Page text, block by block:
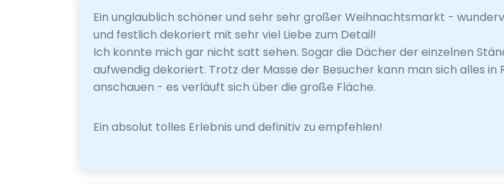
Ein unglaublich schöner und sehr sehr großer Weihnachtsmarkt -
und festlich dekoriert mit sehr viel Liebe zum Detail!
Ich konnte mich gar nicht satt sehen. Sogar die Dächer der einzelnen
aufwendig dekoriert. Trotz der Masse der Besucher kann man sich alles in
anschauen - es verläuft sich über die große Fläche.
Ein absolut tolles Erlebnis und definitiv zu empfehlen!